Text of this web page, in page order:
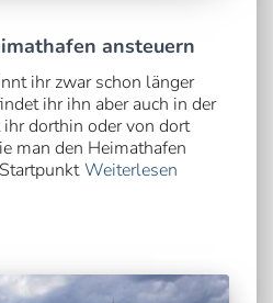
ansteuern
ihr zwar schon länger
ihr ihn aber auch in der
dorthin oder von dort
man den Heimathafen
Weiterlesen